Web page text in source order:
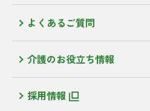
よくあるご質問
介護のお役立ち情報
採用情報